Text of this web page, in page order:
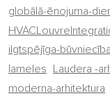
globālā-ēnojuma-
ilgtspējīga-būvniecība
lameles Laudera -
moderna-arhitektura